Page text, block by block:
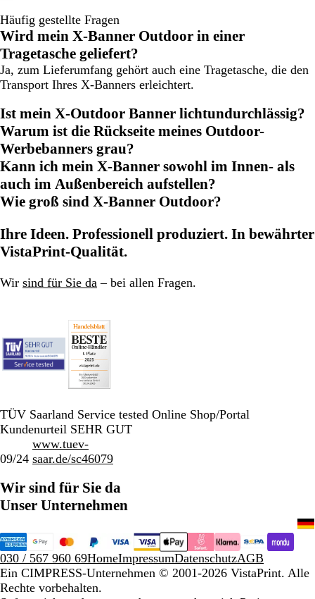
Häufig gestellte Fragen
Wird mein X-Banner Outdoor in einer
Tragetasche geliefert?
Ja, zum Lieferumfang gehört auch eine Tragetasche, die den
Transport Ihres X-Banners erleichtert.
Ist mein X-Outdoor Banner lichtundurchlässig?
Warum ist die Rückseite meines Outdoor-
Werbebanners grau?
Kann ich mein X-Banner sowohl im Innen- als
auch im Außenbereich aufstellen?
Wie groß sind X-Banner Outdoor?
Ihre Ideen. Professionell produziert. In bewährter
VistaPrint-Qualität.
Wir sind für Sie da – bei allen Fragen.
TÜV Saarland Service tested Online Shop/Portal
Kundenurteil SEHR GUT
09/24
www.tuev-
saar.de/sc46079
Wir sind für Sie da
Unser Unternehmen
030 / 567 960 69HomeImpressumDatenschutzAGB
Ein CIMPRESS-Unternehmen © 2001-2026 VistaPrint. Alle
Rechte vorbehalten.